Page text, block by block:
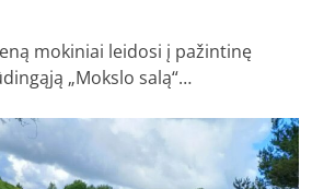
mokiniai leidosi į pažintinę
„Mokslo salą“…